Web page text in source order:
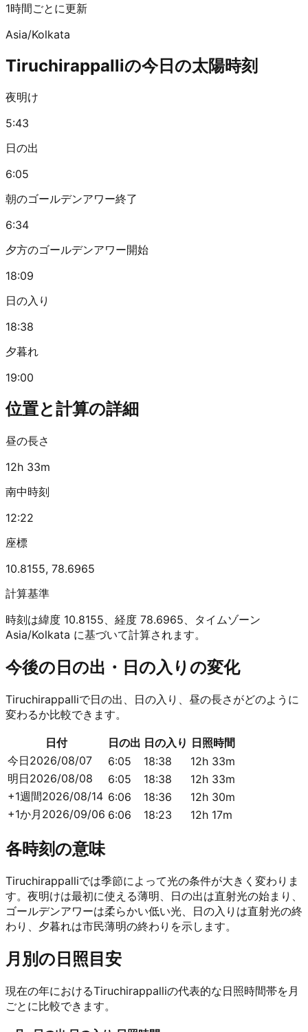
1時間ごとに更新
Asia/Kolkata
Tiruchirappalliの今日の太陽時刻
夜明け
5:43
日の出
6:05
朝のゴールデンアワー終了
6:34
夕方のゴールデンアワー開始
18:09
日の入り
18:38
夕暮れ
19:00
位置と計算の詳細
昼の長さ
12h 33m
南中時刻
12:22
座標
10.8155, 78.6965
計算基準
時刻は緯度 10.8155、経度 78.6965、タイムゾーン
Asia/Kolkata に基づいて計算されます。
今後の日の出・日の入りの変化
Tiruchirappalliで日の出、日の入り、昼の長さがどのように
変わるか比較できます。
日付 日の出 日の入り 日照時間
今日2026/08/07 6:05 18:38
12h 33m
明日2026/08/08 6:05 18:38
12h 33m
+1週間2026/08/14 6:06 18:36
12h 30m
+1か月 2026/09/06 6:06 18:23 12h 17m
各時刻の意味
Tiruchirappalliでは季節によって光の条件が大きく変わりま
す。夜明けは最初に使える薄明、日の出は直射光の始まり、
ゴールデンアワーは柔らかい低い光、日の入りは直射光の終
わり、夕暮れは市民薄明の終わりを示します。
月別の日照目安
現在の年におけるTiruchirappalliの代表的な日照時間帯を月
ごとに比較できます。